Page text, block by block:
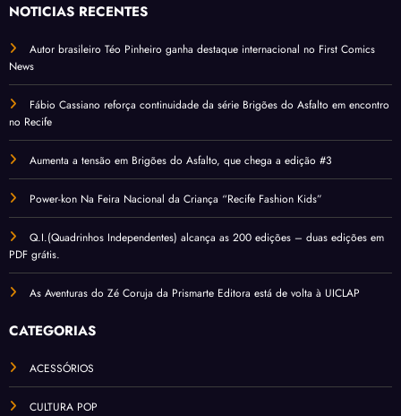
NOTÍCIAS RECENTES
Autor brasileiro Téo Pinheiro ganha destaque internacional no First Comics
News
Fábio Cassiano reforça continuidade da série Brigões do Asfalto em encontro
no Recife
Aumenta a tensão em Brigões do Asfalto, que chega a edição #3
Power-kon Na Feira Nacional da Criança “Recife Fashion Kids”
Q.I.(Quadrinhos Independentes) alcança as 200 edições – duas edições em
PDF grátis.
As Aventuras do Zé Coruja da Prismarte Editora está de volta à UICLAP
CATEGORIAS
ACESSÓRIOS
CULTURA POP